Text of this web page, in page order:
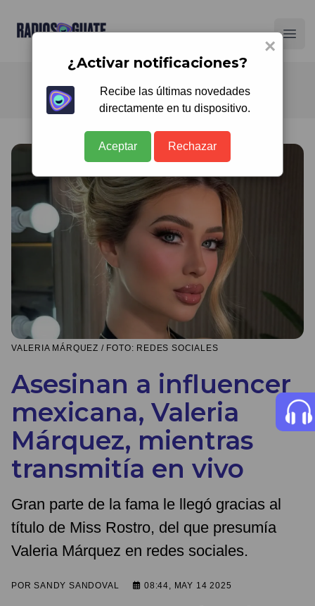
Radios Guate
VALERIA MÁRQUEZ / FOTO: REDES SOCIALES
Asesinan a influencer
mexicana, Valeria
Márquez, mientras
transmitía en vivo
Gran parte de la fama le llegó gracias al
título de Miss Rostro, del que presumía
Valeria Márquez en redes sociales.
PORSANDY SANDOVAL 08:44, MAY 14 2025
×
¿Activar notificaciones?
Recibe las últimas novedades
directamente en tu dispositivo.
Aceptar Rechazar